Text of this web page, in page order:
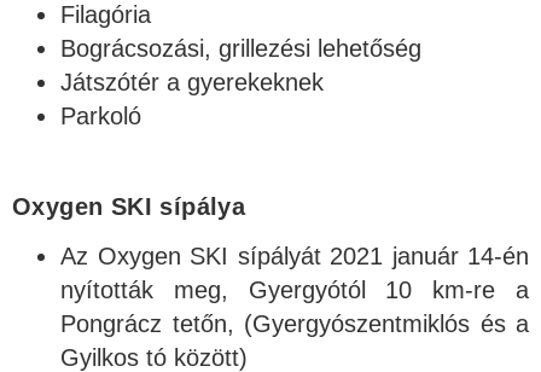
Filagória
Bográcsozási, grillezési lehetőség
Játszótér a gyerekeknek
Parkoló
Oxygen SKI sípálya
Az Oxygen SKI sípályát 2021 január 14-én
nyították meg, Gyergyótól 10 km-re a
Pongrácz tetőn, (Gyergyószentmiklós és a
Gyilkos tó között)